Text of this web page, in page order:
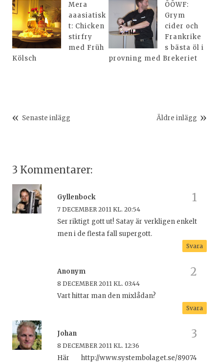
Mera
aaasiatisk
t: Chicken
stirfry
med Früh
Kölsch
ÖÖWF:
Grym
cider och
Frankrike
s bästa öl i
provning med Brekeriet
Senaste inlägg Äldre inlägg
3 Kommentarer:
Gyllenbock
7 DECEMBER 2011 KL. 20:54
Ser riktigt gott ut! Satay är verkligen enkelt
men i de flesta fall supergott.
Svara
Anonym
8 DECEMBER 2011 KL. 03:44
Vart hittar man den mixlådan?
Svara
Johan
8 DECEMBER 2011 KL. 12:36
Här http://www.systembolaget.se/89074